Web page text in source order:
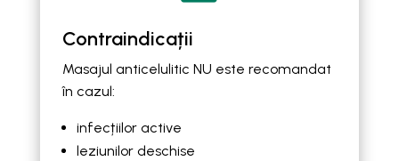
Contraindicații
Masajul anticelulitic NU este recomandat
în cazul:
infecțiilor active
leziunilor deschise